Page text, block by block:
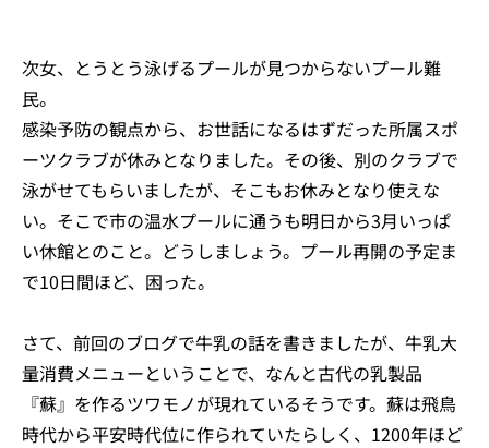
次女、とうとう泳げるプールが見つからないプール難
民。
感染予防の観点から、お世話になるはずだった所属スポ
ーツクラブが休みとなりました。その後、別のクラブで
泳がせてもらいましたが、そこもお休みとなり使えな
い。そこで市の温水プールに通うも明日から3月いっぱ
い休館とのこと。どうしましょう。プール再開の予定ま
で10日間ほど、困った。
さて、前回のブログで牛乳の話を書きましたが、牛乳大
量消費メニューということで、なんと古代の乳製品
『蘇』を作るツワモノが現れているそうです。蘇は飛鳥
時代から平安時代位に作られていたらしく、1200年ほど